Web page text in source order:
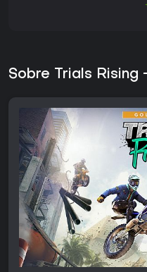
Sobre Trials Rising